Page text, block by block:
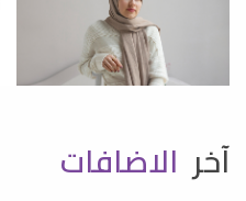
آخر الاضافات